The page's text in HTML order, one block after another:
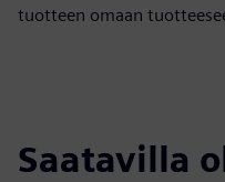
tuotteen omaan
Saatavilla